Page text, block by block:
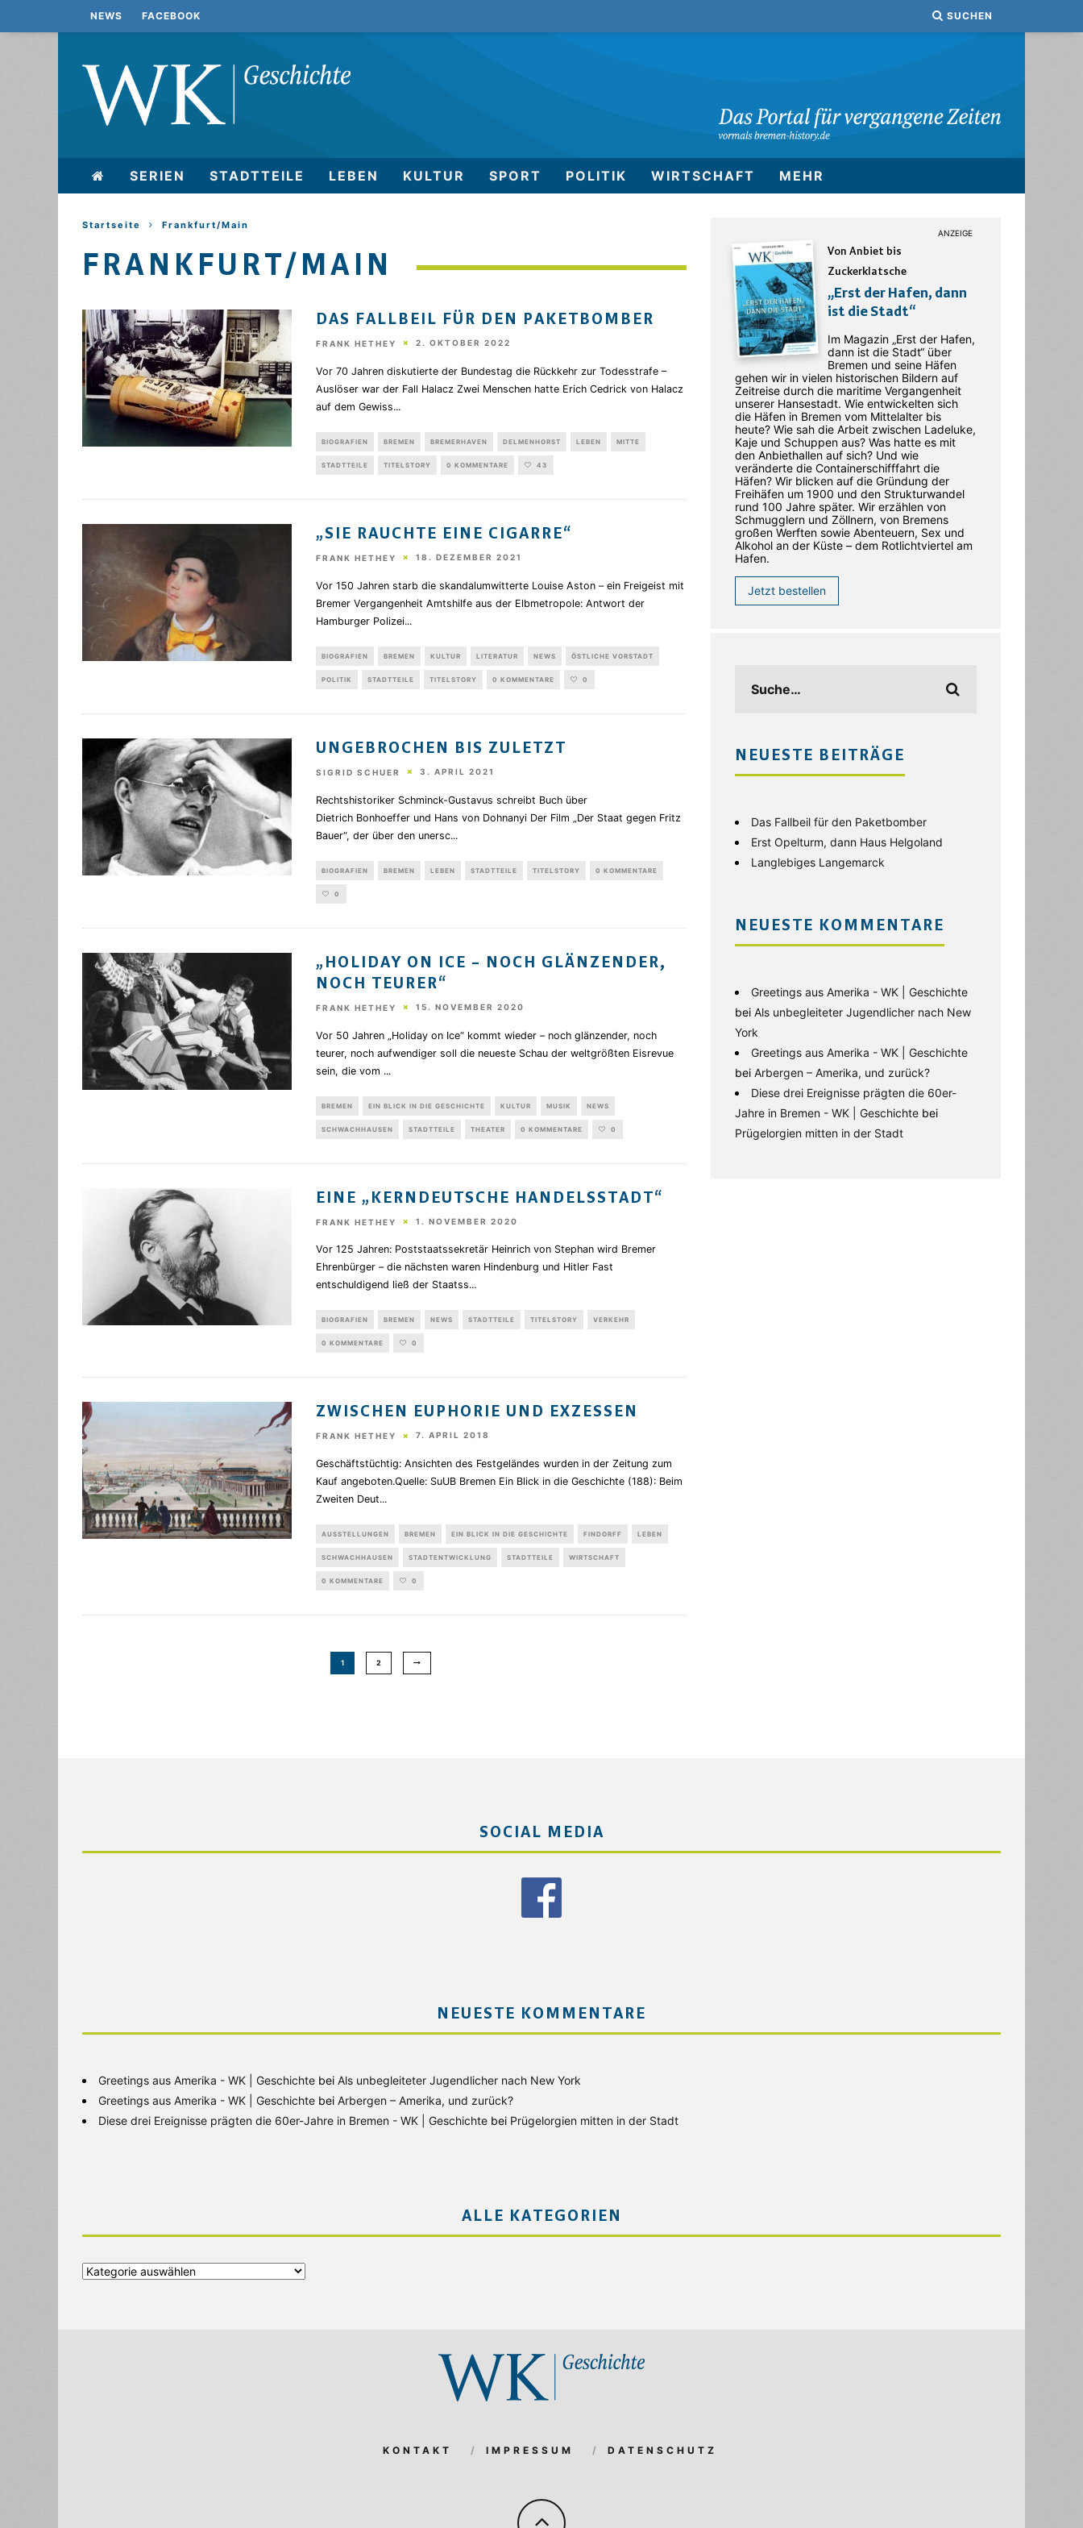
NEWS FACEBOOK SUCHEN
SERIEN STADTTEILE LEBEN KULTUR SPORT POLITIK WIRTSCHAFT MEHR
Startseite Frankfurt/Main
FRANKFURT/MAIN
DAS FALLBEIL FÜR DEN PAKETBOMBER
FRANK HETHEY 2. OKTOBER 2022
Vor 70 Jahren diskutierte der Bundestag die Rückkehr zur Todesstrafe –
Auslöser war der Fall Halacz Zwei Menschen hatte Erich Cedrick von Halacz
auf dem Gewiss...
BIOGRAFIEN BREMEN BREMERHAVEN DELMENHORST LEBEN MITTE
STADTTEILE TITELSTORY 0 KOMMENTARE 43
„SIE RAUCHTE EINE CIGARRE“
FRANK HETHEY 18. DEZEMBER 2021
Vor 150 Jahren starb die skandalumwitterte Louise Aston – ein Freigeist mit
Bremer Vergangenheit Amtshilfe aus der Elbmetropole: Antwort der
Hamburger Polizei...
BIOGRAFIEN BREMEN KULTUR LITERATUR NEWS ÖSTLICHE VORSTADT
POLITIK STADTTEILE TITELSTORY 0 KOMMENTARE 0
UNGEBROCHEN BIS ZULETZT
SIGRID SCHUER 3. APRIL 2021
Rechtshistoriker Schminck-Gustavus schreibt Buch über
Dietrich Bonhoeffer und Hans von Dohnanyi Der Film „Der Staat gegen Fritz
Bauer“, der über den unersc...
BIOGRAFIEN BREMEN LEBEN STADTTEILE TITELSTORY 0 KOMMENTARE
0
„HOLIDAY ON ICE – NOCH GLÄNZENDER,
NOCH TEURER“
FRANK HETHEY 15. NOVEMBER 2020
Vor 50 Jahren „Holiday on Ice“ kommt wieder – noch glänzender, noch
teurer, noch aufwendiger soll die neueste Schau der weltgrößten Eisrevue
sein, die vom ...
BREMEN EIN BLICK IN DIE GESCHICHTE KULTUR MUSIK NEWS
SCHWACHHAUSEN STADTTEILE THEATER 0 KOMMENTARE 0
EINE „KERNDEUTSCHE HANDELSSTADT“
FRANK HETHEY 1. NOVEMBER 2020
Vor 125 Jahren: Poststaatssekretär Heinrich von Stephan wird Bremer
Ehrenbürger – die nächsten waren Hindenburg und Hitler Fast
entschuldigend ließ der Staatss...
BIOGRAFIEN BREMEN NEWS STADTTEILE TITELSTORY VERKEHR
0 KOMMENTARE 0
ZWISCHEN EUPHORIE UND EXZESSEN
FRANK HETHEY 7. APRIL 2018
Geschäftstüchtig: Ansichten des Festgeländes wurden in der Zeitung zum
Kauf angeboten.Quelle: SuUB Bremen Ein Blick in die Geschichte (188): Beim
Zweiten Deut...
AUSSTELLUNGEN BREMEN EIN BLICK IN DIE GESCHICHTE FINDORFF LEBEN
SCHWACHHAUSEN STADTENTWICKLUNG STADTTEILE WIRTSCHAFT
0 KOMMENTARE 0
1 2
Von Anbiet bis
Zuckerklatsche
„Erst der Hafen, dann
ist die Stadt“
Im Magazin „Erst der Hafen,
dann ist die Stadt“ über
Bremen und seine Häfen
gehen wir in vielen historischen Bildern auf
Zeitreise durch die maritime Vergangenheit
unserer Hansestadt. Wie entwickelten sich
die Häfen in Bremen vom Mittelalter bis
heute? Wie sah die Arbeit zwischen Ladeluke,
Kaje und Schuppen aus? Was hatte es mit
den Anbiethallen auf sich? Und wie
veränderte die Containerschifffahrt die
Häfen? Wir blicken auf die Gründung der
Freihäfen um 1900 und den Strukturwandel
rund 100 Jahre später. Wir erzählen von
Schmugglern und Zöllnern, von Bremens
großen Werften sowie Abenteuern, Sex und
Alkohol an der Küste – dem Rotlichtviertel am
Hafen.
Jetzt bestellen
NEUESTE BEITRÄGE
Das Fallbeil für den Paketbomber
Erst Opelturm, dann Haus Helgoland
Langlebiges Langemarck
NEUESTE KOMMENTARE
Greetings aus Amerika - WK | Geschichte
bei Als unbegleiteter Jugendlicher nach New
York
Greetings aus Amerika - WK | Geschichte
bei Arbergen – Amerika, und zurück?
Diese drei Ereignisse prägten die 60er-
Jahre in Bremen - WK | Geschichte bei
Prügelorgien mitten in der Stadt
SOCIAL MEDIA
NEUESTE KOMMENTARE
Greetings aus Amerika - WK | Geschichte bei Als unbegleiteter Jugendlicher nach New York
Greetings aus Amerika - WK | Geschichte bei Arbergen – Amerika, und zurück?
Diese drei Ereignisse prägten die 60er-Jahre in Bremen - WK | Geschichte bei Prügelorgien mitten in der Stadt
ALLE KATEGORIEN
Alle
KONTAKT IMPRESSUM DATENSCHUTZ